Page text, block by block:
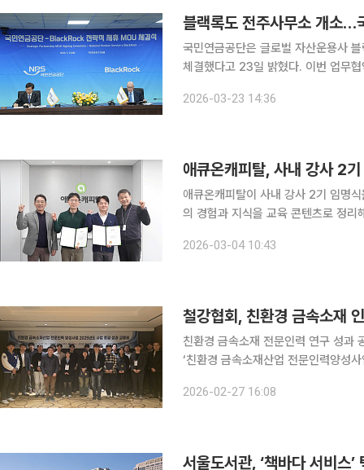
블랙록도 전주사무소 개소…
국민연금공단은 글로벌 자산운용사
체결했다고 23일 밝혔다. 이번 업무협약은 국민연금이 13일 알리안츠 글로벌 인베스터스와 맺은 전
너십을 확장한 사례다. 이로써 국민연
2026-03-23 14:36
애큐온캐피탈, 사내 강사 2
애큐온캐피탈이 사내 강사 2기 임명식을 열었다고 4일 밝
의 경험과 지식을 교육 콘텐츠로 정리
로 구성된다. Credit
2026-03-04 10:43
철강협회, 친환경 금속소재
친환경 금속소재 전문인력 연구 성과 공유산학 멘토링도
‘친환경 금속소재산업 전문인력양성사업
2026-02-27 16:08
서울도서관, ‘책바다 서비